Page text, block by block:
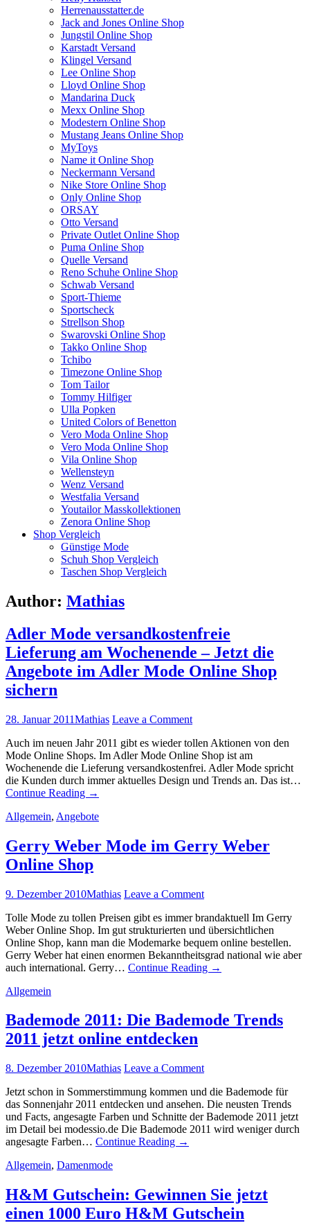
Herrenausstatter.de
Jack and Jones Online Shop
Jungstil Online Shop
Karstadt Versand
Klingel Versand
Lee Online Shop
Lloyd Online Shop
Mandarina Duck
Mexx Online Shop
Modestern Online Shop
Mustang Jeans Online Shop
MyToys
Name it Online Shop
Neckermann Versand
Nike Store Online Shop
Only Online Shop
ORSAY
Otto Versand
Private Outlet Online Shop
Puma Online Shop
Quelle Versand
Reno Schuhe Online Shop
Schwab Versand
Sport-Thieme
Sportscheck
Strellson Shop
Swarovski Online Shop
Takko Online Shop
Tchibo
Timezone Online Shop
Tom Tailor
Tommy Hilfiger
Ulla Popken
United Colors of Benetton
Vero Moda Online Shop
Vero Moda Online Shop
Vila Online Shop
Wellensteyn
Wenz Versand
Westfalia Versand
Youtailor Masskollektionen
Zenora Online Shop
Shop Vergleich
Günstige Mode
Schuh Shop Vergleich
Taschen Shop Vergleich
Author: Mathias
Adler Mode versandkostenfreie
Lieferung am Wochenende – Jetzt die
Angebote im Adler Mode Online Shop
sichern
28. Januar 2011Mathias Leave a Comment
Auch im neuen Jahr 2011 gibt es wieder tollen Aktionen von den
Mode Online Shops. Im Adler Mode Online Shop ist am
Wochenende die Lieferung versandkostenfrei. Adler Mode spricht
die Kunden durch immer aktuelles Design und Trends an. Das ist…
Continue Reading →
Allgemein, Angebote
Gerry Weber Mode im Gerry Weber
Online Shop
9. Dezember 2010Mathias Leave a Comment
Tolle Mode zu tollen Preisen gibt es immer brandaktuell Im Gerry
Weber Online Shop. Im gut strukturierten und übersichtlichen
Online Shop, kann man die Modemarke bequem online bestellen.
Gerry Weber hat einen enormen Bekanntheitsgrad national wie aber
auch international. Gerry… Continue Reading →
Allgemein
Bademode 2011: Die Bademode Trends
2011 jetzt online entdecken
8. Dezember 2010Mathias Leave a Comment
Jetzt schon in Sommerstimmung kommen und die Bademode für
das Sonnenjahr 2011 entdecken und ansehen. Die neusten Trends
und Facts, angesagte Farben und Schnitte der Bademode 2011 jetzt
im Detail bei modessio.de Die Bademode 2011 wird weniger durch
angesagte Farben… Continue Reading →
Allgemein, Damenmode
H&M Gutschein: Gewinnen Sie jetzt
einen 1000 Euro H&M Gutschein